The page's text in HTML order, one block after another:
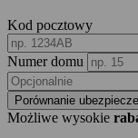
Kod pocztowy
Numer domu
Porównanie
Możliwe wysokie